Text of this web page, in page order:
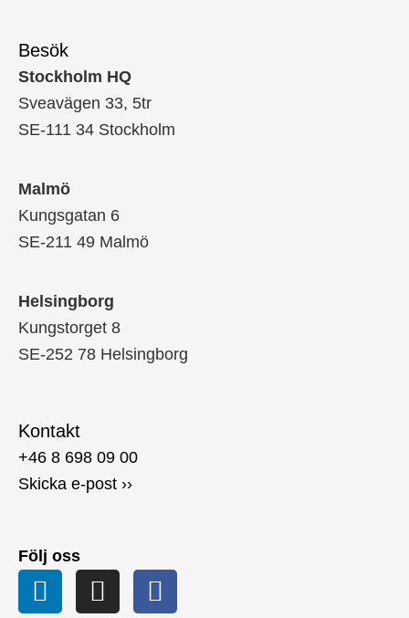
Besök
Stockholm HQ
Sveavägen 33, 5tr
SE-111 34 Stockholm
Malmö
Kungsgatan 6
SE-211 49 Malmö
Helsingborg
Kungstorget 8
SE-252 78 Helsingborg
Kontakt
+46 8 698 09 00
Skicka e-post ››
Följ oss